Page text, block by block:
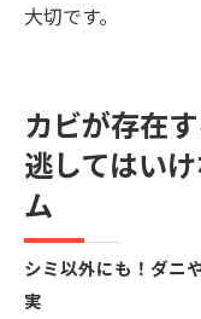
大切です。
カビが存在
逃してはい
ム
シミ以外にも！ダニ
実